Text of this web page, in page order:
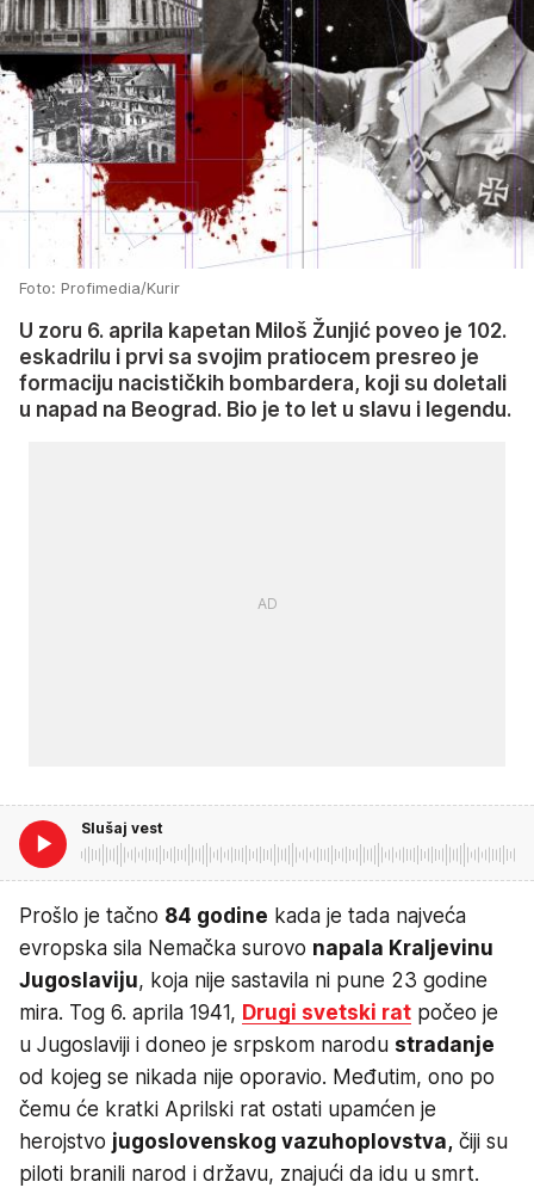
Foto: Profimedia/Kurir
U zoru 6. aprila kapetan Miloš Žunjić poveo je 102.
eskadrilu i prvi sa svojim pratiocem presreo je
formaciju nacističkih bombardera, koji su doletali
u napad na Beograd. Bio je to let u slavu i legendu.
Slušaj vest
Prošlo je tačno 84 godine kada je tada najveća
evropska sila Nemačka surovo napala Kraljevinu
Jugoslaviju, koja nije sastavila ni pune 23 godine
mira. Tog 6. aprila 1941, Drugi svetski rat počeo je
u Jugoslaviji i doneo je srpskom narodu stradanje
od kojeg se nikada nije oporavio. Međutim, ono po
čemu će kratki Aprilski rat ostati upamćen je
herojstvo jugoslovenskog vazuhoplovstva, čiji su
piloti branili narod i državu, znajući da idu u smrt.